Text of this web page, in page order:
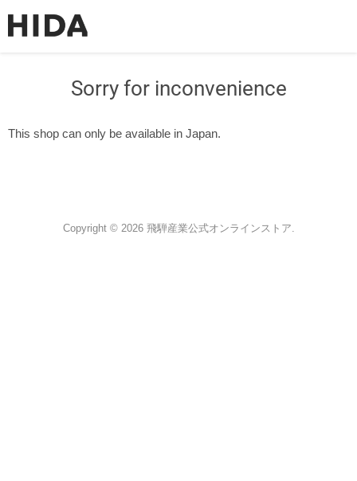
Sorry for inconvenience
This shop can only be available in Japan.
Copyright © 2026 飛騨産業公式オンラインストア.